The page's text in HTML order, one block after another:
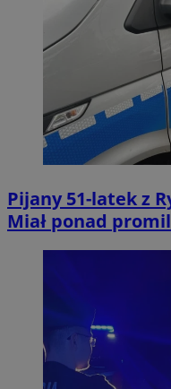
Pijany 51-latek z
Miał ponad